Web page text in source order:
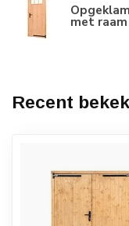
met raam
Recent